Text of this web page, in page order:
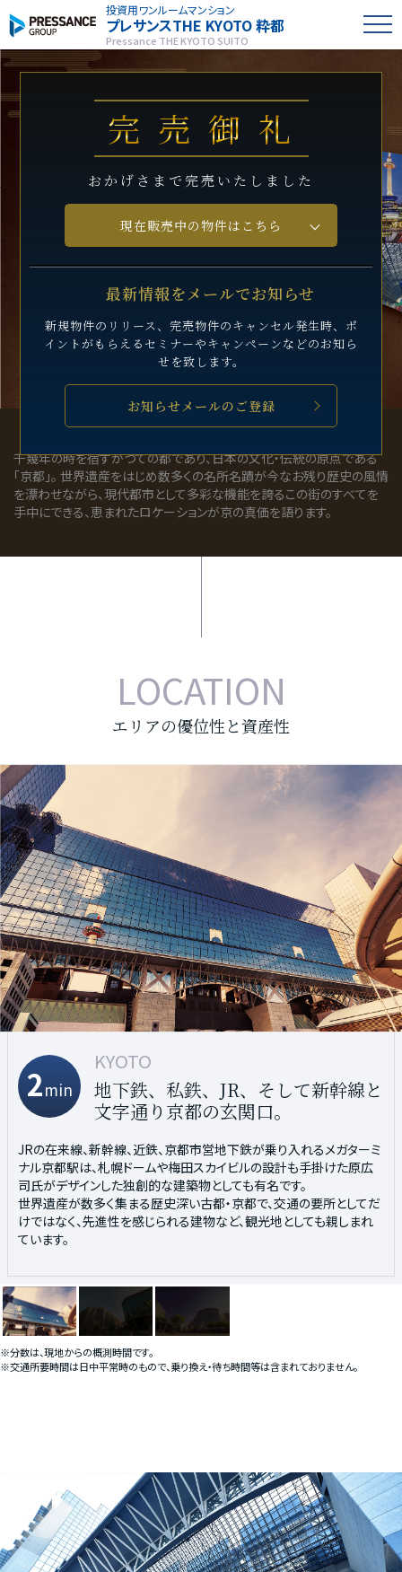
投資用ワンルームマンション
プレサンスTHE KYOTO 粋都
Pressance THE KYOTO SUITO
完売御礼
おかげさまで完売いたしました
最新情報をメールでお知らせ
新規物件のリリース、完売物件のキャンセル発生時、 ポ
イントがもらえるセミナーやキャンペーンなどのお知ら
せを致します。
お知らせメールのご登録
現在販売中の物件はこちら
どの景は永年の刻か、
麗しき未来か。
千年の都が誇る
往古と先進を望む地に。
千幾年の時を宿すかつての都であり、日本の文化・伝統の原点である
「京都」。 世界遺産をはじめ数多くの名所名蹟が今なお残り歴史の風情
を漂わせながら、現代都市として多彩な機能を誇るこの街のすべてを
手中にできる、恵まれたロケーションが京の真価を語ります。
LOCATION
エリアの優位性と資産性
2min
KYOTO
地下鉄、私鉄、JR、そして新幹線と
文字通り京都の玄関口。
JRの在来線、新幹線、近鉄、京都市営地下鉄が乗り入れるメガターミ
ナル京都駅は、札幌ドームや梅田スカイビルの設計も手掛けた原広
司氏がデザインした独創的な建築物としても有名です。
世界遺産が数多く集まる歴史深い古都・京都で、交通の要所としてだ
けではなく、先進性を感じられる建物など、観光地としても親しまれ
ています。
7min
SHIJO
トレンドを発信する京都を代表する
ショッピングエリア
かつて京都証券取引所があり、現在も京都銀行本店をはじめ、銀行
や証券会社が多く集まる京都の金融・ビジネスの中心地である四条
烏丸。
また旧丸紅ビルを世界で活躍する現代建築家、隈研吾氏がリノベー
ションで再生させた複合商業施設COCON KARASUMAや若者に人気
のショップが集まるLAQUE四条烏丸などが集まる京都を代表する繁
9min
KARASUMA OIKE
オフィスが集まり京都のビジネスを
牽引するエリア
先進的なオフィスビルが立ち並ぶ烏丸御池駅周辺は、京都の経済を
牽引するビジネスエリア。
さらにオフィスビルだけではなく京都文化博物館や京都国際マンガ
ミュージアム等の施設も集まり、ビジネスシーンから観光客まで幅広
い層の人々で賑わうエリアです。
※分数は、現地からの概測時間です。
※交通所要時間は日中平常時のもので、乗り換え・待ち時間等は含まれておりません。